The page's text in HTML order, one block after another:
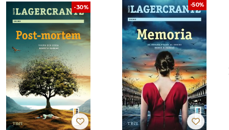
-30% -50%